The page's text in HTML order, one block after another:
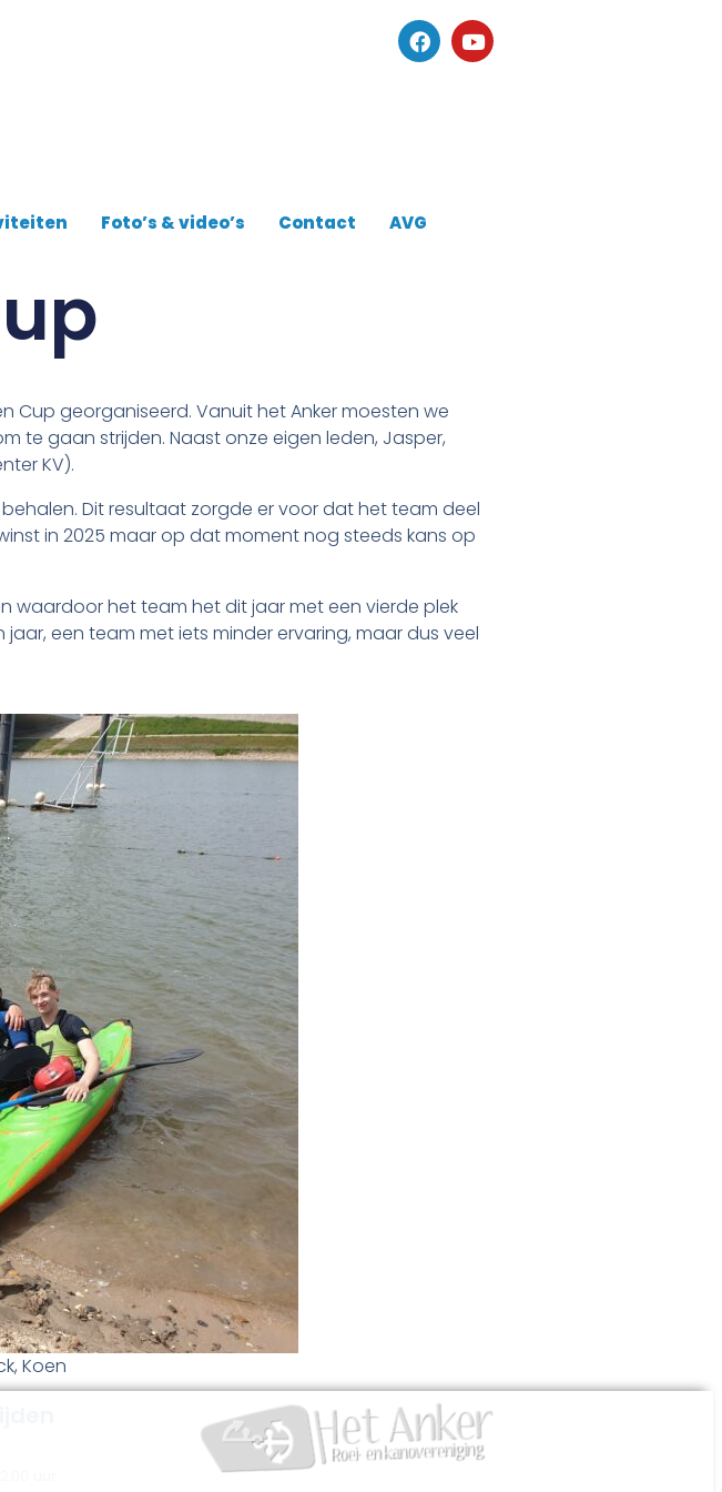
Foto’s & video’s Contact AVG
Cup georganiseerd. Vanuit het Anker moesten we
te gaan strijden. Naast onze eigen leden, Jasper,
KV).
Dit resultaat zorgde er voor dat het team deel
in 2025 maar op dat moment nog steeds kans op
waardoor het team het dit jaar met een vierde plek
een team met iets minder ervaring, maar dus veel
Koen